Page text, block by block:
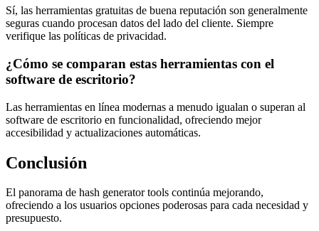
Sí, las herramientas gratuitas de buena reputación son generalmente
seguras cuando procesan datos del lado del cliente. Siempre
verifique las políticas de privacidad.
¿Cómo se comparan estas herramientas con el
software de escritorio?
Las herramientas en línea modernas a menudo igualan o superan al
software de escritorio en funcionalidad, ofreciendo mejor
accesibilidad y actualizaciones automáticas.
Conclusión
El panorama de hash generator tools continúa mejorando,
ofreciendo a los usuarios opciones poderosas para cada necesidad y
presupuesto.